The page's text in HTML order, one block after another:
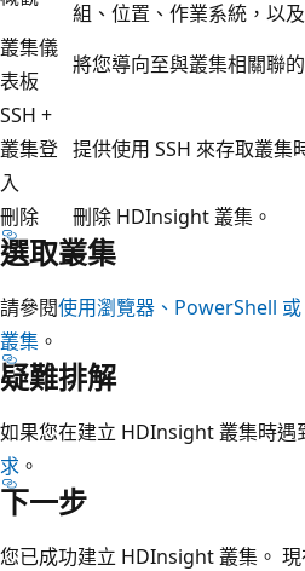
組、位置、作業系統，以
叢集儀
表板
將您導向至與叢集相關聯
SSH +
叢集登
入
提供使用 SSH 來存取叢集
刪除 刪除 HDInsight 叢集。
選取叢集
請參閱使用瀏覽器、PowerShell
叢集 。
疑難排解
如果您在建立 HDInsight 叢集時遇
求 。
下一步
您已成功建立 HDInsight 叢集。